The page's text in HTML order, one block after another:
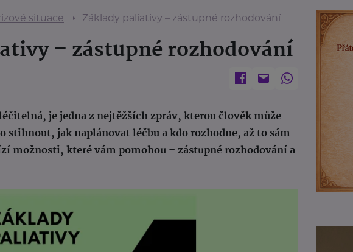
situace Základy paliativy – zástupné rozhodování
– zástupné rozhodování
je jedna z nejtěžších zpráv, kterou člověk může
stihnout, jak naplánovat léčbu a kdo rozhodne, až to sám
možnosti, které vám pomohou – zástupné rozhodování a